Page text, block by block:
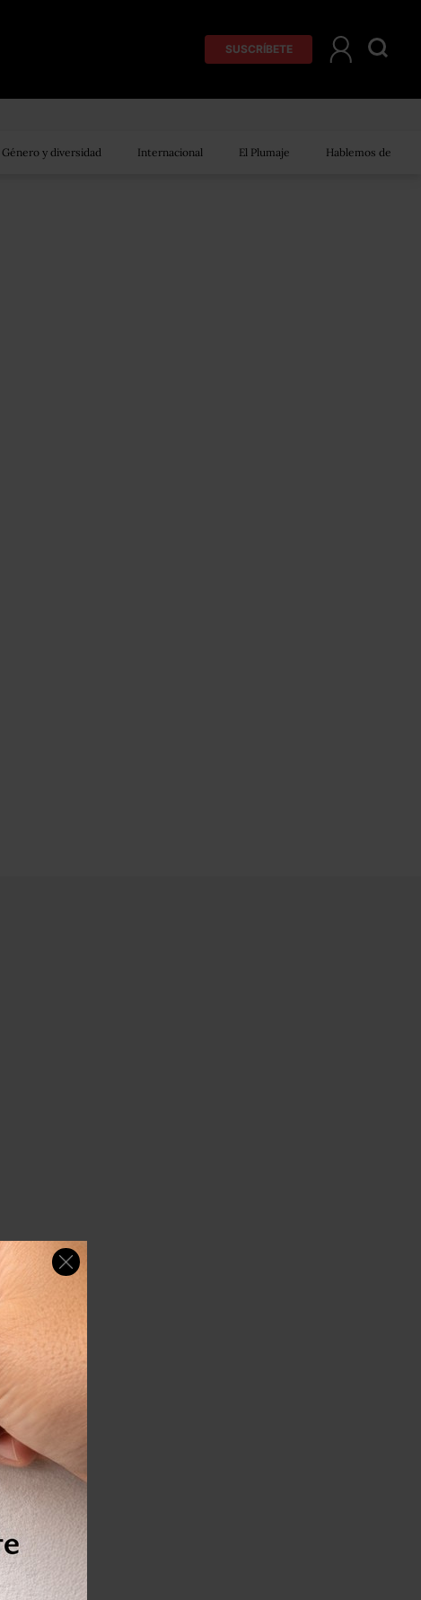
SUSCRÍBETE
Género y diversidad Internacional El Plumaje Hablemos de